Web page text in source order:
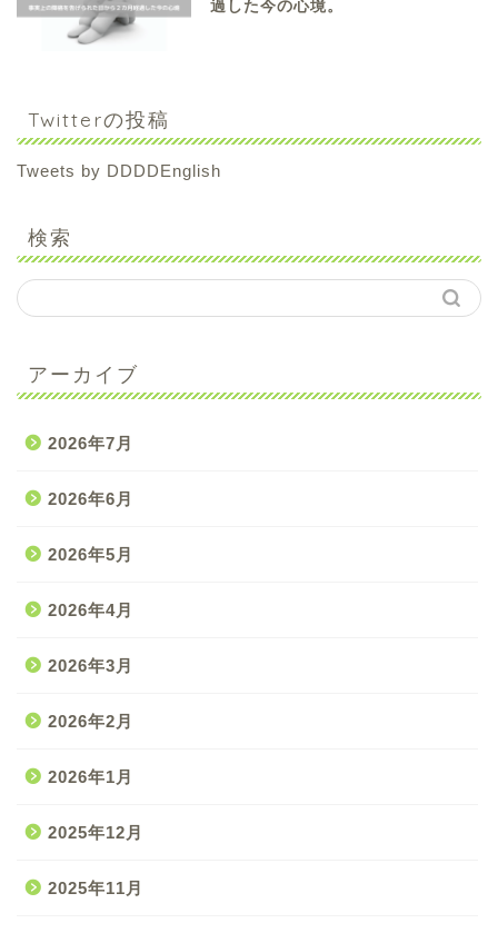
過した今の心境。
Twitterの投稿
Tweets by DDDDEnglish
検索
アーカイブ
2026年7月
2026年6月
2026年5月
2026年4月
2026年3月
2026年2月
2026年1月
2025年12月
2025年11月